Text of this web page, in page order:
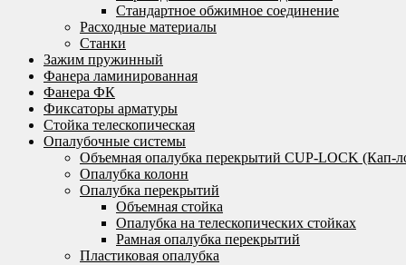
Стандартное обжимное соединение
Расходные материалы
Станки
Зажим пружинный
Фанера ламинированная
Фанера ФК
Фиксаторы арматуры
Стойка телескопическая
Опалубочные системы
Объемная опалубка перекрытий CUP-LOCK (Кап-
Опалубка колонн
Опалубка перекрытий
Объемная стойка
Опалубка на телескопических стойках
Рамная опалубка перекрытий
Пластиковая опалубка